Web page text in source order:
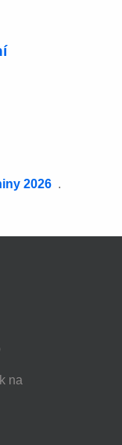
2026 .
na